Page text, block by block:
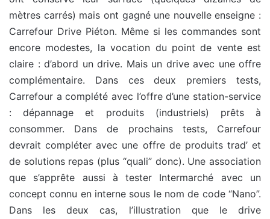
mètres carrés) mais ont gagné une nouvelle enseigne :
Carrefour Drive Piéton. Même si les commandes sont
encore modestes, la vocation du point de vente est
claire : d’abord un drive. Mais un drive avec une offre
complémentaire. Dans ces deux premiers tests,
Carrefour a complété avec l’offre d’une station-service
: dépannage et produits (industriels) prêts à
consommer. Dans de prochains tests, Carrefour
devrait compléter avec une offre de produits trad’ et
de solutions repas (plus “quali” donc). Une association
que s’apprête aussi à tester Intermarché avec un
concept connu en interne sous le nom de code “Nano”.
Dans les deux cas, l’illustration que le drive